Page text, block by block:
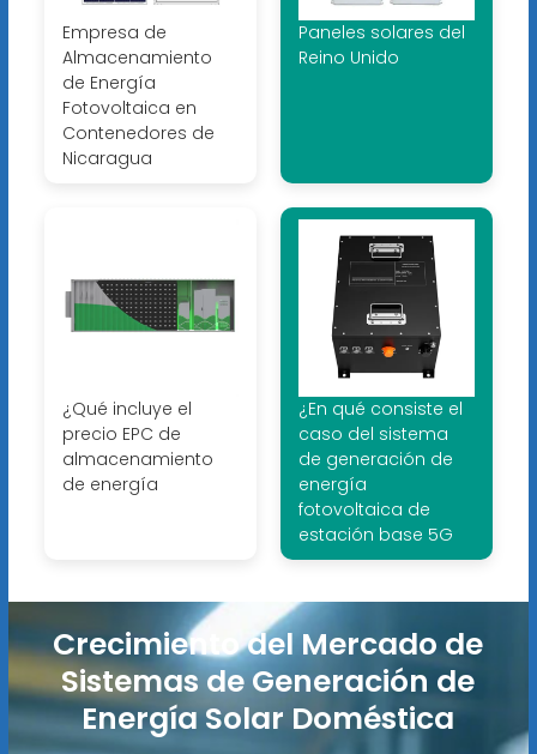
Empresa de
Almacenamiento
de Energía
Fotovoltaica en
Contenedores de
Nicaragua
Paneles solares del
Reino Unido
¿Qué incluye el
precio EPC de
almacenamiento
de energía
¿En qué consiste el
caso del sistema
de generación de
energía
fotovoltaica de
estación base 5G
Crecimiento del Mercado de
Sistemas de Generación de
Energía Solar Doméstica